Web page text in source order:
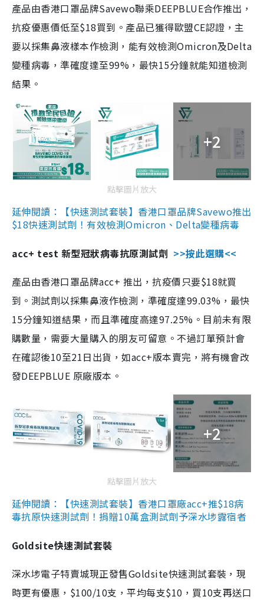
產品由香港口罩品牌Savewo聯乘DEEPBLUE合作推出，
抗疫優惠價低至$18買到。產品已獲得歐盟CE認證，主
要以採集鼻液樣本作檢測，能有效檢測Omicron及Delta
變種病毒，準確度達至99%，最快15分鐘就能知道檢測
結果。
+2
點擊圖片放大
延伸閱讀：【快速測試套裝】香港口罩品牌Savewo推出
$18快速測試劑！有效檢測Omicron、Delta變種病毒
acc+ test 新型冠狀病毒抗原測試劑 >>按此選購<<
產品由香港口罩品牌acc+ 推出，抗疫價只要$18就買
到。測試劑以採集鼻液作檢測，準確度達99.03%，最快
15分鐘知道結果，而且準確度高達97.25%。目前未有限
購數量，需要大量購入的朋友可留意。不過訂單預計會
在確認後10至21日出貨，如acc+版本賣完，將有機會改
發DEEPBLUE 原廠版本。
+2
點擊圖片放大
延伸閱讀：【快速測試套裝】香港口罩廠acc+推$18病
毒抗原快速測試劑！捐贈10萬盒測試劑予深水埗露宿者
Goldsite快速測試套裝
深水埗電子特賣城現正發售Goldsite快速測試套裝，現
時更有優惠，$100/10支，平均每支$10，買10支再送口